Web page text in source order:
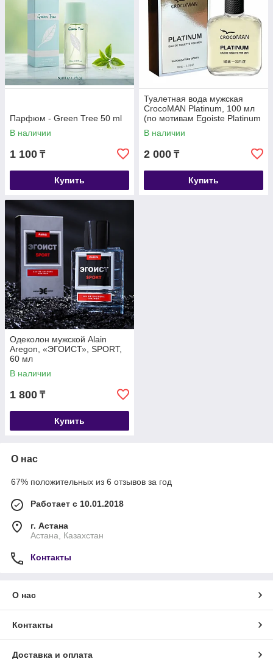
Парфюм - Green Tree 50 ml
В наличии
1 100 ₸
Купить
Туалетная вода мужская
CrocoMAN Platinum, 100 мл
(по мотивам Egoiste Platinum
(Chanel)
В наличии
2 000 ₸
Купить
Одеколон мужской Alain
Aregon, «ЭГОИСТ», SPORT,
60 мл
В наличии
1 800 ₸
Купить
О нас
67% положительных из 6 отзывов за год
Работает с 10.01.2018
г. Астана
Астана, Казахстан
Контакты
О нас
Контакты
Доставка и оплата